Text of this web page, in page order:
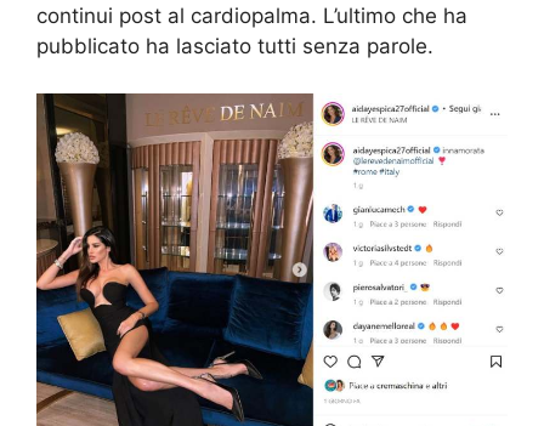
continui post al cardiopalma. L’ultimo che ha
pubblicato ha lasciato tutti senza parole.